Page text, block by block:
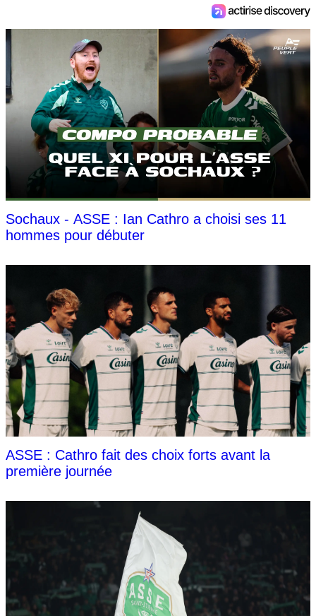
Sochaux - ASSE : Ian Cathro a choisi ses 11
hommes pour débuter
ASSE : Cathro fait des choix forts avant la
première journée